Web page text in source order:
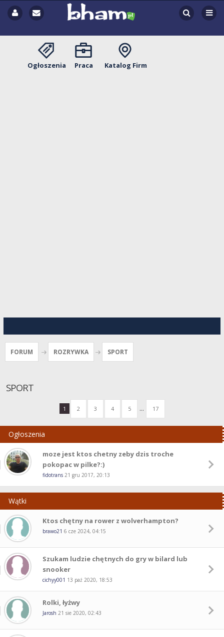
Ogłoszenia Praca Katalog Firm
FORUM ROZRYWKA SPORT
SPORT
1 2 3 4 5 ... 17
Ogłoszenia
moze jest ktos chetny zeby dzis troche
pokopac w pilke?:)
fidotrans 21 gru 2017, 20:13
Wątki
Ktos chętny na rower z wolverhampton?
brawo21 6 cze 2024, 04:15
Szukam ludzie chętnych do gry w bilard lub
snooker
cichyy001 13 paź 2020, 18:53
Rolki, łyżwy
Jarosh 21 sie 2020, 02:43